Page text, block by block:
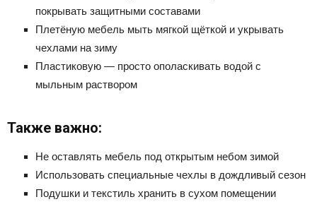
покрывать защитными составами
Плетёную мебель мыть мягкой щёткой и укрывать
чехлами на зиму
Пластиковую — просто ополаскивать водой с
мыльным раствором
Также важно:
Не оставлять мебель под открытым небом зимой
Использовать специальные чехлы в дождливый сезон
Подушки и текстиль хранить в сухом помещении